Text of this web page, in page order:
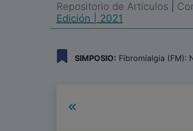
Repositorio de Artículos
Edición | 2021
SIMPOSIO: Fibromialgia (FM):